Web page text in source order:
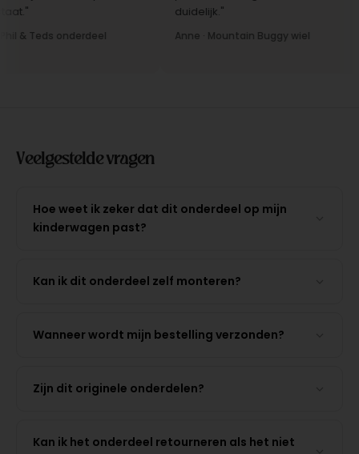
& Teds onderdeel
duidelijk."
Anne · Mountain Buggy wiel
Veelgestelde vragen
Hoe weet ik zeker dat dit onderdeel op mijn
kinderwagen past?
Kan ik dit onderdeel zelf monteren?
Wanneer wordt mijn bestelling verzonden?
Zijn dit originele onderdelen?
Kan ik het onderdeel retourneren als het niet